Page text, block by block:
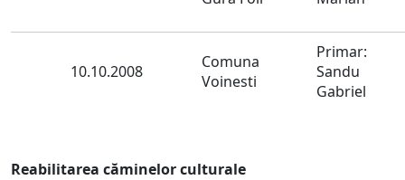
10.10.2008
Comuna
Voinesti
Primar:
Sandu
Gabriel
Reabilitarea căminelor culturale